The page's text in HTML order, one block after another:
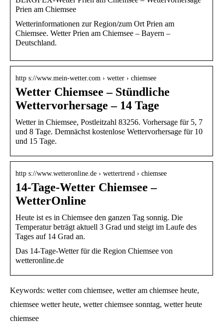
Prien am Chiemsee
Wetterinformationen zur Region/zum Ort Prien am
Chiemsee. Wetter Prien am Chiemsee – Bayern –
Deutschland.
http s://www.mein-wetter.com › wetter › chiemsee
Wetter Chiemsee – Stündliche
Wettervorhersage – 14 Tage
Wetter in Chiemsee, Postleitzahl 83256. Vorhersage für 5, 7
und 8 Tage. Demnächst kostenlose Wettervorhersage für 10
und 15 Tage.
http s://www.wetteronline.de › wettertrend › chiemsee
14-Tage-Wetter Chiemsee –
WetterOnline
Heute ist es in Chiemsee den ganzen Tag sonnig. Die
Temperatur beträgt aktuell 3 Grad und steigt im Laufe des
Tages auf 14 Grad an.
Das 14-Tage-Wetter für die Region Chiemsee von
wetteronline.de
Keywords: wetter com chiemsee, wetter am chiemsee heute,
chiemsee wetter heute, wetter chiemsee sonntag, wetter heute
chiemsee